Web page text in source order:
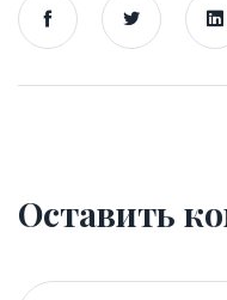
Оставить